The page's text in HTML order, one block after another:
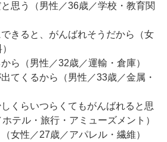
思う（男性／36歳／学校・教育関
きると、がんばれそうだから（女
ら（男性／32歳／運輸・倉庫）
てくるから（男性／33歳／金属・
くらいつらくてもがんばれると思
テル・旅行・アミューズメント）
女性／27歳／アパレル・繊維）